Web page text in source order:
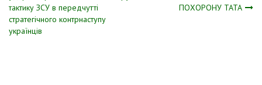
записів
тактику ЗСУ в передчутті
стратегічного контрнаступу
українців
ПОХОРОНУ ТАТА